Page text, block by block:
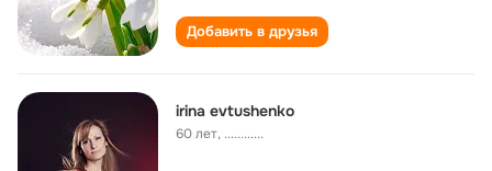
Добавить в друзья
irina evtushenko
60 лет, ............